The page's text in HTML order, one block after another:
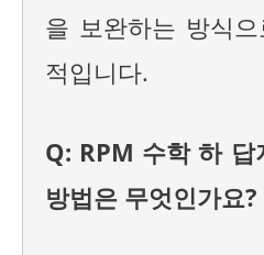
을 보완하는 방식
적입니다.
Q: RPM 수학 하 답
방법은 무엇인가요?